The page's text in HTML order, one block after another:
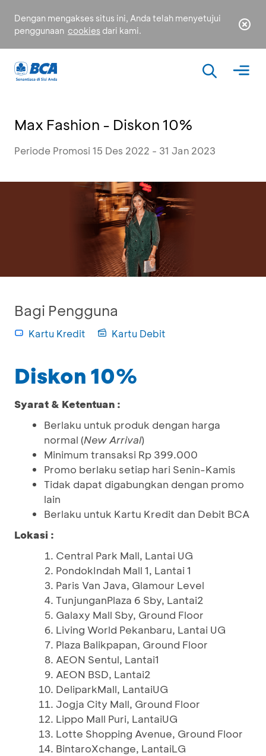
Dengan mengakses situs ini, Anda telah menyetujui
penggunaan cookies dari kami.
Max Fashion - Diskon 10%
Periode Promosi 15 Des 2022 - 31 Jan 2023
Bagi Pengguna
Kartu Kredit Kartu Debit
Diskon 10%
Syarat & Ketentuan :
Berlaku untuk produk dengan harga
normal (New Arrival)
Minimum transaksi Rp 399.000
Promo berlaku setiap hari Senin-Kamis
Tidak dapat digabungkan dengan promo
lain
Berlaku untuk Kartu Kredit dan Debit BCA
Lokasi :
Central Park Mall, Lantai UG
PondokIndah Mall 1, Lantai 1
Paris Van Java, Glamour Level
TunjunganPlaza 6 Sby, Lantai2
Galaxy Mall Sby, Ground Floor
Living World Pekanbaru, Lantai UG
Plaza Balikpapan, Ground Floor
AEON Sentul, Lantai1
AEON BSD, Lantai2
DeliparkMall, LantaiUG
Jogja City Mall, Ground Floor
Lippo Mall Puri, LantaiUG
Lotte Shopping Avenue, Ground Floor
BintaroXchange, LantaiLG